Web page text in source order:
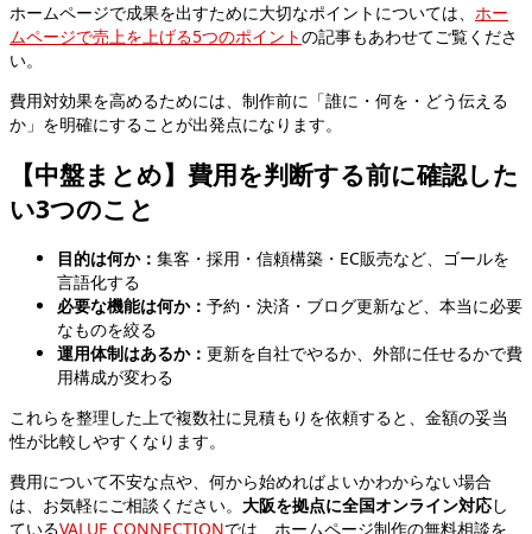
ホームページで成果を出すために大切なポイントについては、 ホー
ムページで売上を上げる5つのポイントの記事もあわせてご覧くださ
い。
費用対効果を高めるためには、制作前に「誰に・何を・どう伝える
か」を明確にすることが出発点になります。
【中盤まとめ】費用を判断する前に確認した
い3つのこと
目的は何か： 集客・採用・信頼構築・EC販売など、ゴールを
言語化する
必要な機能は何か： 予約・決済・ブログ更新など、本当に必要
なものを絞る
運用体制はあるか： 更新を自社でやるか、外部に任せるかで費
用構成が変わる
これらを整理した上で複数社に見積もりを依頼すると、金額の妥当
性が比較しやすくなります。
費用について不安な点や、何から始めればよいかわからない場合
は、お気軽にご相談ください。 大阪を拠点に全国オンライン対応し
ているVALUE CONNECTIONでは、ホームページ制作の無料相談を